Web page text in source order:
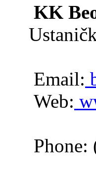
KK
Email:
Web:
Phone:
(064)